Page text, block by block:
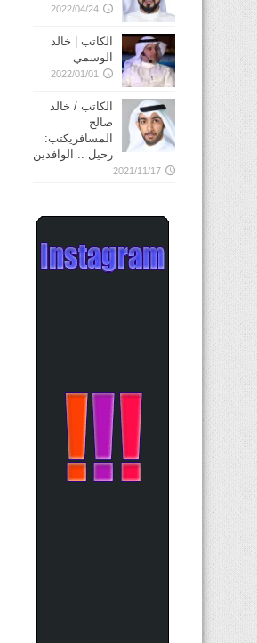
2022/04/24
الكاتب | خالد
الوسمي
2022/01/01
الكاتب / خالد
صالح
المسافريكتب:
رحيل .. الوافدين
2021/11/17